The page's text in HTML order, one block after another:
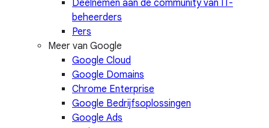
Deelnemen aan de community van IT-
beheerders
Pers
Meer van Google
Google Cloud
Google Domains
Chrome Enterprise
Google Bedrijfsoplossingen
Google Ads